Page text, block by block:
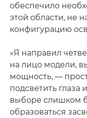
обеспечило
этой области, не
конфигурацию
«Я направил
на лицо модели,
мощность, —
подсветить глаза
выборе слишком
образоваться